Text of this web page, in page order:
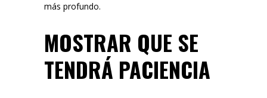
más profundo.
MOSTRAR QUE SE
TENDRÁ PACIENCIA